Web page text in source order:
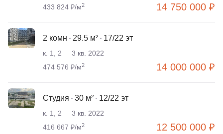
14 750 000 ₽
433 824 ₽/м2
2 комн 29.5 м² 17/22 эт
к. 1, 2 3 кв. 2022
14 000 000 ₽
474 576 ₽/м2
Студия 30 м² 12/22 эт
к. 1, 2 3 кв. 2022
12 500 000 ₽
416 667 ₽/м2